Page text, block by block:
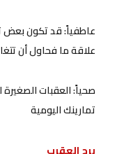
عاطفياً: قد تكون بعض
علاقة ما فحاول أن
صحياً: العقبات
تمارينك اليومية